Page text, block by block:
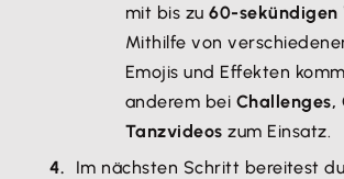
mit bis zu60-sekündigen
Mithilfe von
Emojis und Effekten
anderem bei Challenges,
Tanzvideos zum Einsatz.
Im nächsten Schritt bereitest